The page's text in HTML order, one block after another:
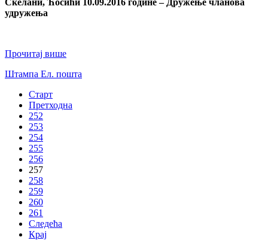
удружења
Прочитај више
Штампа Ел. пошта
Старт
Претходна
252
253
254
255
256
257
258
259
260
261
Следећа
Крај